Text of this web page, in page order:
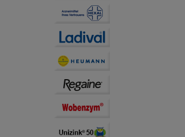
Sie, dass Daten hierfür teilweise an
Google oder soziale Medien